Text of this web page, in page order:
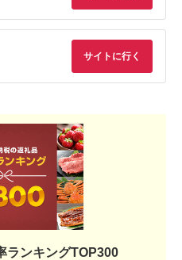
サイトに行く
ランキングTOP300